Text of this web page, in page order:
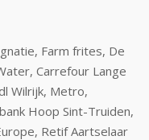
Farm frites, De
Carrefour Lange
Wilrijk, Metro,
Hoop Sint-Truiden,
Retif Aartselaar